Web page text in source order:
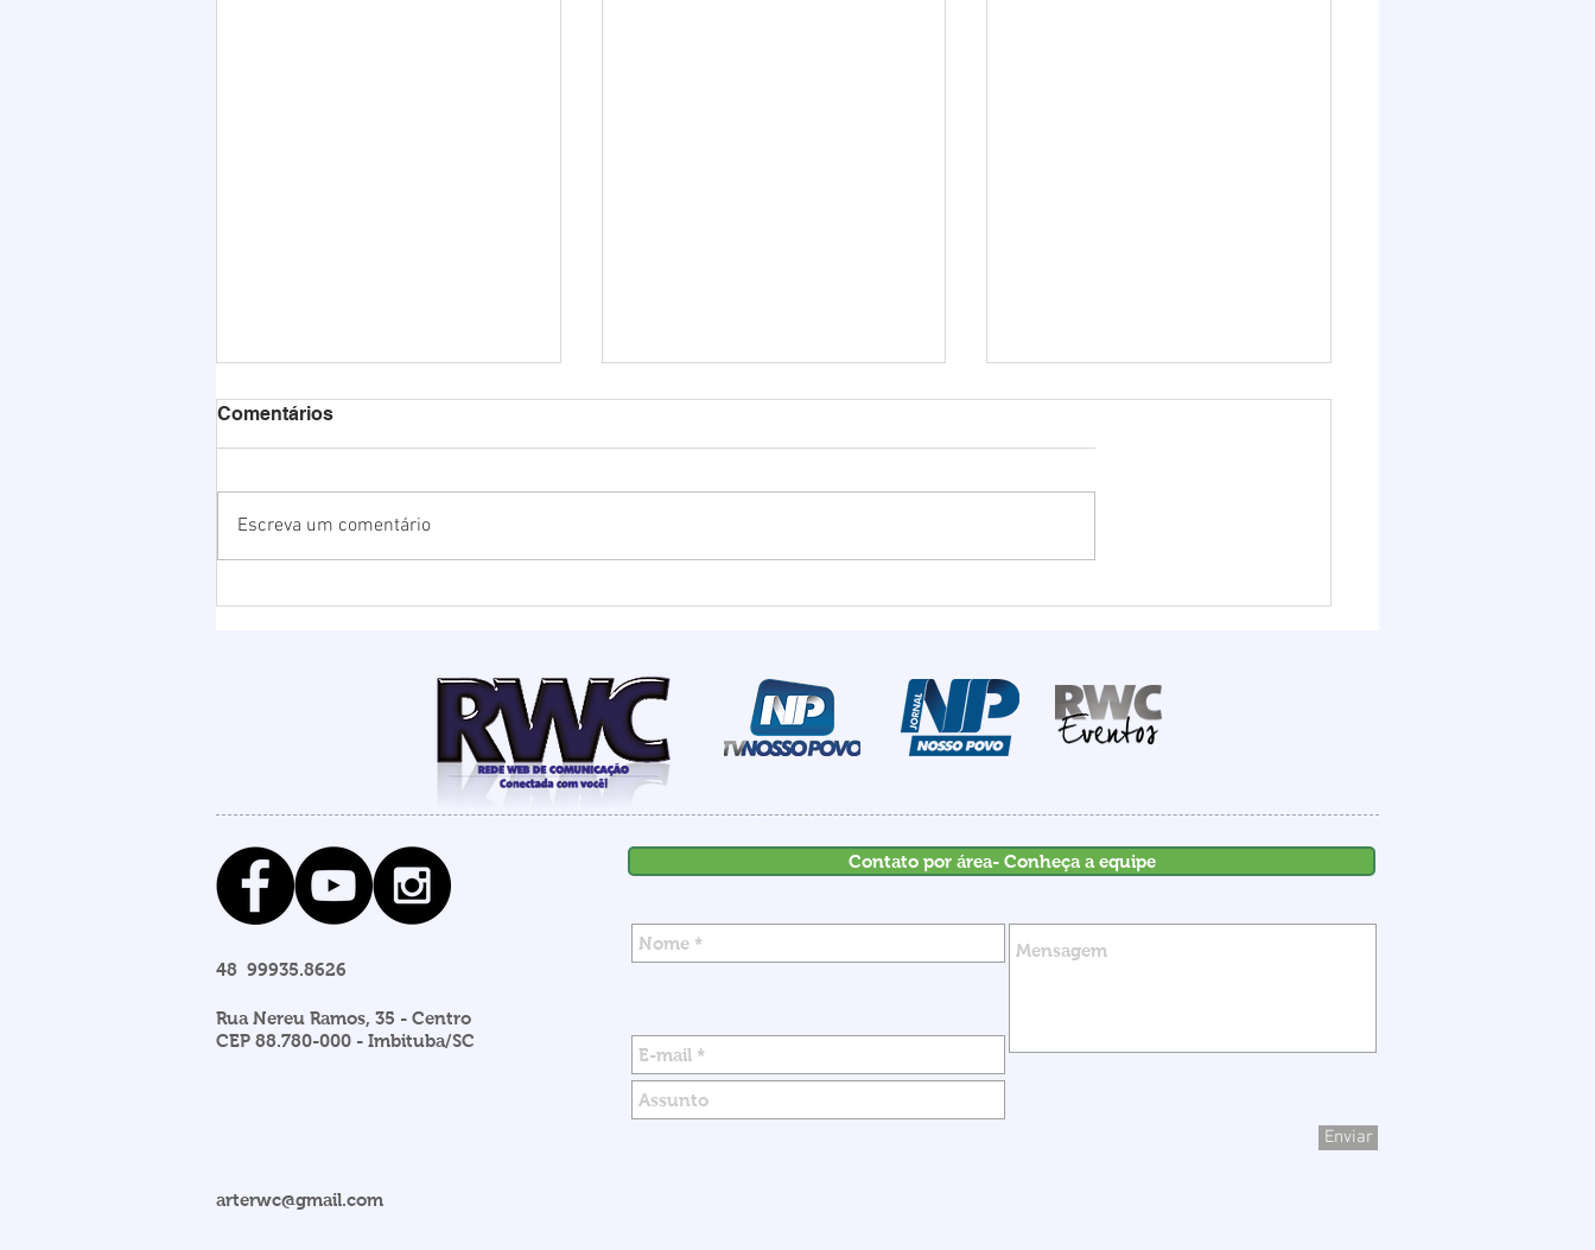
homicídios para o mês de
maio em 18 anos
investimentos até 2030
Comentários
Escreva um comentário
Rua Nereu Ramos, 35 - Centro
CEP 88.780-000 - Imbituba/SC
arterwc@gmail.com
48 99935.8626
Contato por área- Conheça a equipe
Enviar